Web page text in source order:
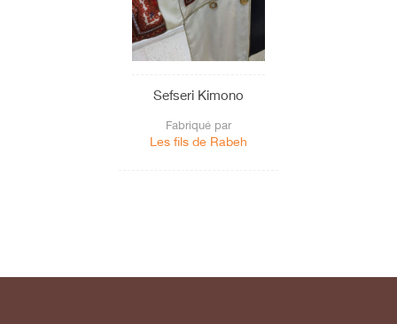
Sefseri Kimono
Fabriqué par
Les fils de Rabeh